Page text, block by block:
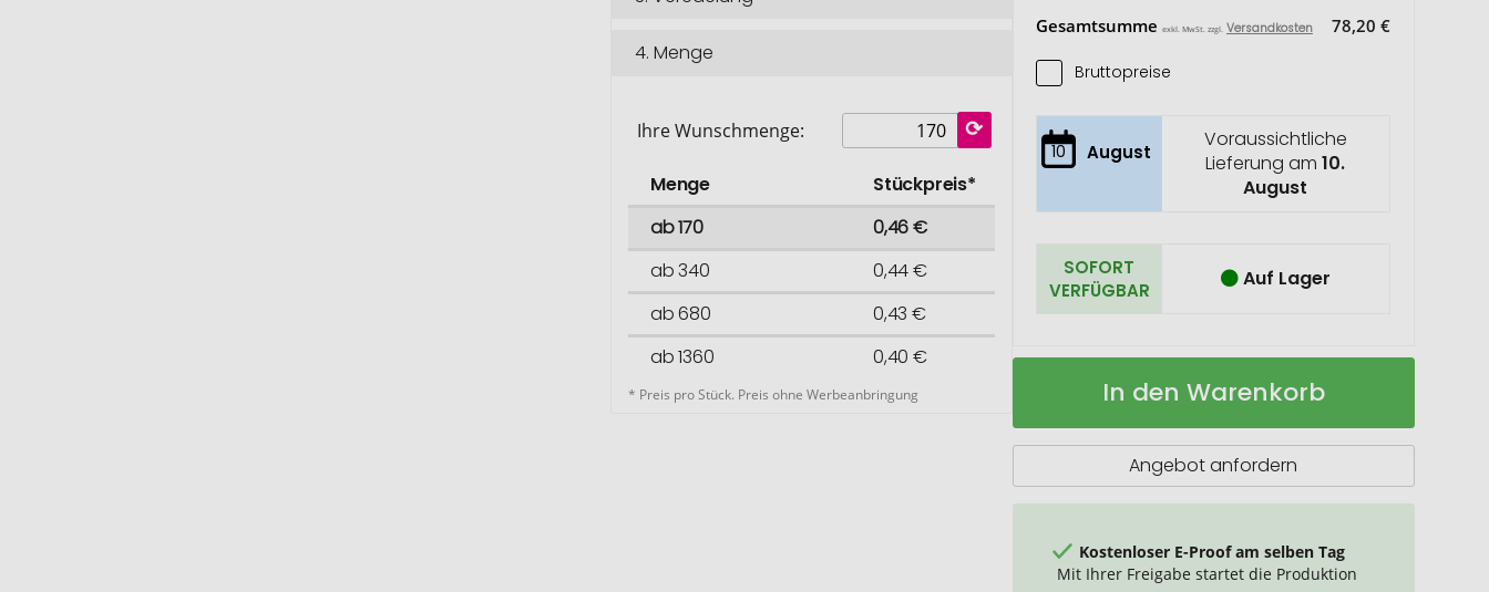
4.Menge
Ihre Wunschmenge:
Menge
Stückpreis*
ab 170
0,46 €
ab 340
0,44 €
ab 680
0,43 €
ab 1360
0,40 €
* Preis pro Stück. Preis ohne Werbeanbringung
Gesamtsumme exkl. MwSt. zzgl. Versandkosten 78,20 €
Bruttopreise
10 August
Voraussichtliche
Lieferung am10.
August
SOFORT
VERFÜGBAR
Auf Lager
Kartonparkscheibe
mit
Auf
In den Warenkorb
Angebot anfordern
Kostenloser E-Proof am selben Tag
Mit Ihrer Freigabe startet die Produktion